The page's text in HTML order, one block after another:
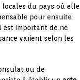
locales du pays où elle
pour ensuite
est important de ne
varient selon les
ou de